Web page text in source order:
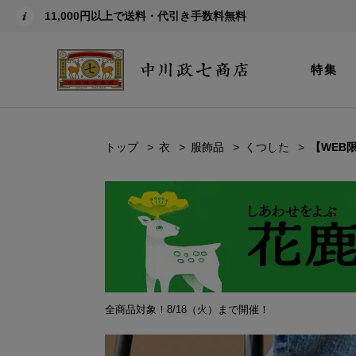
11,000円以上で送料・代引き手数料無料
特集
トップ 衣 服飾品 くつした 【WEB
全商品対象！8/18（火）まで開催！